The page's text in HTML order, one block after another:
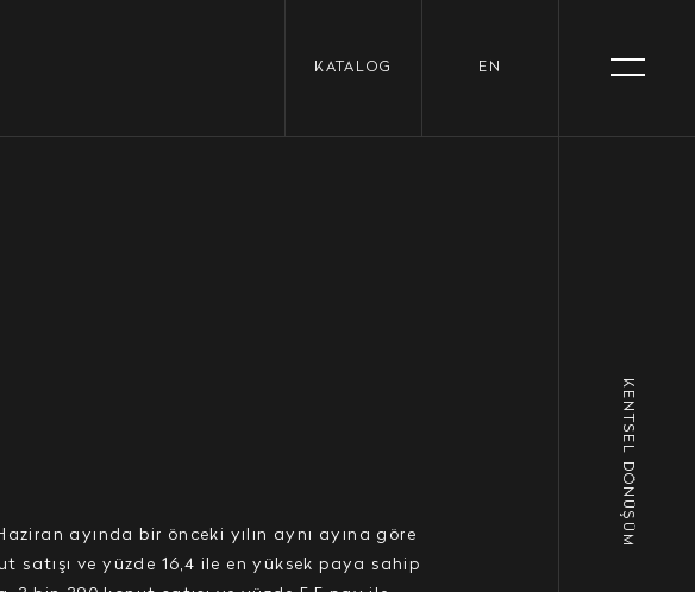
KATALOG EN
KENTSEL DÖNÜŞÜM
ayında bir önceki yılın aynı ayına göre
satışı ve yüzde 16,4 ile en yüksek paya sahip